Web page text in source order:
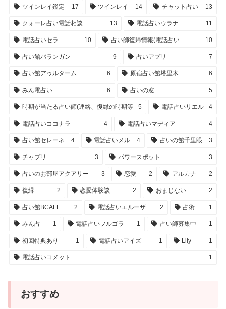
ツインレイ鑑定 17 ツインレイ 14 チャット占い 13
クォーレ占い電話相談 13 電話占いウラナ 11
電話占いセラ 10 占い師復帰情報(電話占い 10
占い館バランガン 9 占いアプリ 7
占い館アゥルターム 6 原宿占い館塔里木 6
みん電占い 6 占いの窓 5
時期が当たる占い師(連絡、復縁の時期等 5 電話占いリエル 4
電話占いココナラ 4 電話占いマディア 4
占い館セレーネ 4 電話占いメル 4 占いの館千里眼 3
チャプリ 3 パワースポット 3
占いのお部屋アクアリー 3 恋愛 2 アルカナ 2
復縁 2 恋愛体験談 2 おまじない 2
占い館BCAFE 2 電話占いエルーザ 2 占術 1
みん占 1 電話占いフルゴラ 1 占い師募集中 1
初回特典あり 1 電話占いアイズ 1 Lily 1
電話占いコメット 1
おすすめ